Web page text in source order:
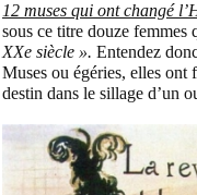
12 muses qui ont changé
sous ce titre douze femmes
XXe siècle ». Entendez
Muses ou égéries, elles ont
destin dans le sillage d’un